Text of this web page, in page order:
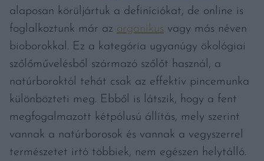
alaposan körüljártuk a definíciókat, de online is
foglalkoztunk már az organikus vagy más néven
bioborokkal. Ez a kategória ugyanúgy ökológiai
szőlőművelésből származó szőlőt használ, a
natúrboroktól tehát csak az effektív pincemunka
különbözteti meg. Ebből is látszik, hogy a fent
megfogalmazott kétpólusú állítás, mely szerint
vannak a natúrborosok és vannak a vegyszerrel
természetet irtó többiek, nem egészen helytálló.